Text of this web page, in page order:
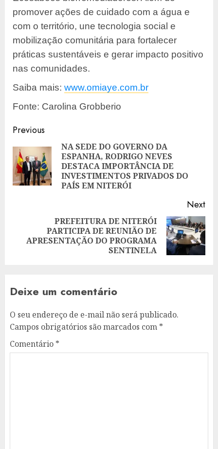
promover ações de cuidado com a água e
com o território, une tecnologia social e
mobilização comunitária para fortalecer
práticas sustentáveis e gerar impacto positivo
nas comunidades.
Saiba mais: www.omiaye.com.br
Fonte: Carolina Grobberio
Post
navigation
Previous
NA SEDE DO GOVERNO DA
ESPANHA, RODRIGO NEVES
DESTACA IMPORTÂNCIA DE
INVESTIMENTOS PRIVADOS DO
PAÍS EM NITERÓI
Next
post:
PREFEITURA DE NITERÓI
PARTICIPA DE REUNIÃO DE
APRESENTAÇÃO DO PROGRAMA
SENTINELA
Deixe um comentário
O seu endereço de e-mail não será publicado.
Campos obrigatórios são marcados com *
Comentário *